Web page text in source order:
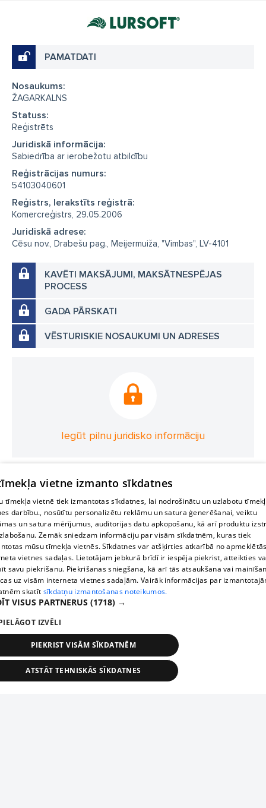
PAMATDATI
Nosaukums:
ŽAGARKALNS
Statuss:
Reģistrēts
Juridiskā informācija:
Sabiedrība ar ierobežotu atbildību
Reģistrācijas numurs:
54103040601
Reģistrs, Ierakstīts reģistrā:
Komercreģistrs, 29.05.2006
Juridiskā adrese:
Cēsu nov., Drabešu pag., Meijermuiža, "Vimbas", LV-4101
KAVĒTI MAKSĀJUMI, MAKSĀTNESPĒJAS
PROCESS
GADA PĀRSKATI
VĒSTURISKIE NOSAUKUMI UN ADRESES
Iegūt pilnu juridisko informāciju
vietne izmanto sīkdatnes
tīmekļa vietnē tiek izmantotas sīkdatnes, lai nodrošinātu un uzlabotu
darbību., nosūtītu personalizētu reklāmu un satura ģenerēšanai, veiktu
un satura mērījumus, auditorijas datu apkopošanu, kā arī produktu
Zemāk sniedzam informāciju par visām sīkdatnēm, kuras tiek
mūsu tīmekļa vietnēs. Sīkdatnes var atšķirties atkarībā no
vietnes sadaļas. Lietotājam jebkurā brīdī ir iespēja piekrist, atteikties
savu piekrišanu. Piekrišanas sniegšana, kā arī tās atsaukšana vai
uz visām interneta vietnes sadaļām. Vairāk informācijas par
skatīt sīkdatņu izmantošanas noteikumos.
VISUS PARTNERUS (1718) →
IZVĒLI
PIEKRIST VISĀM SĪKDATNĒM
ATSTĀT TEHNISKĀS SĪKDATNES